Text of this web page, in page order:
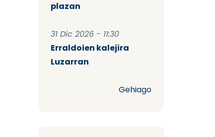
plazan
31 Dic 2026 - 11:30
Erraldoien kalejira
Luzarran
Gehiago